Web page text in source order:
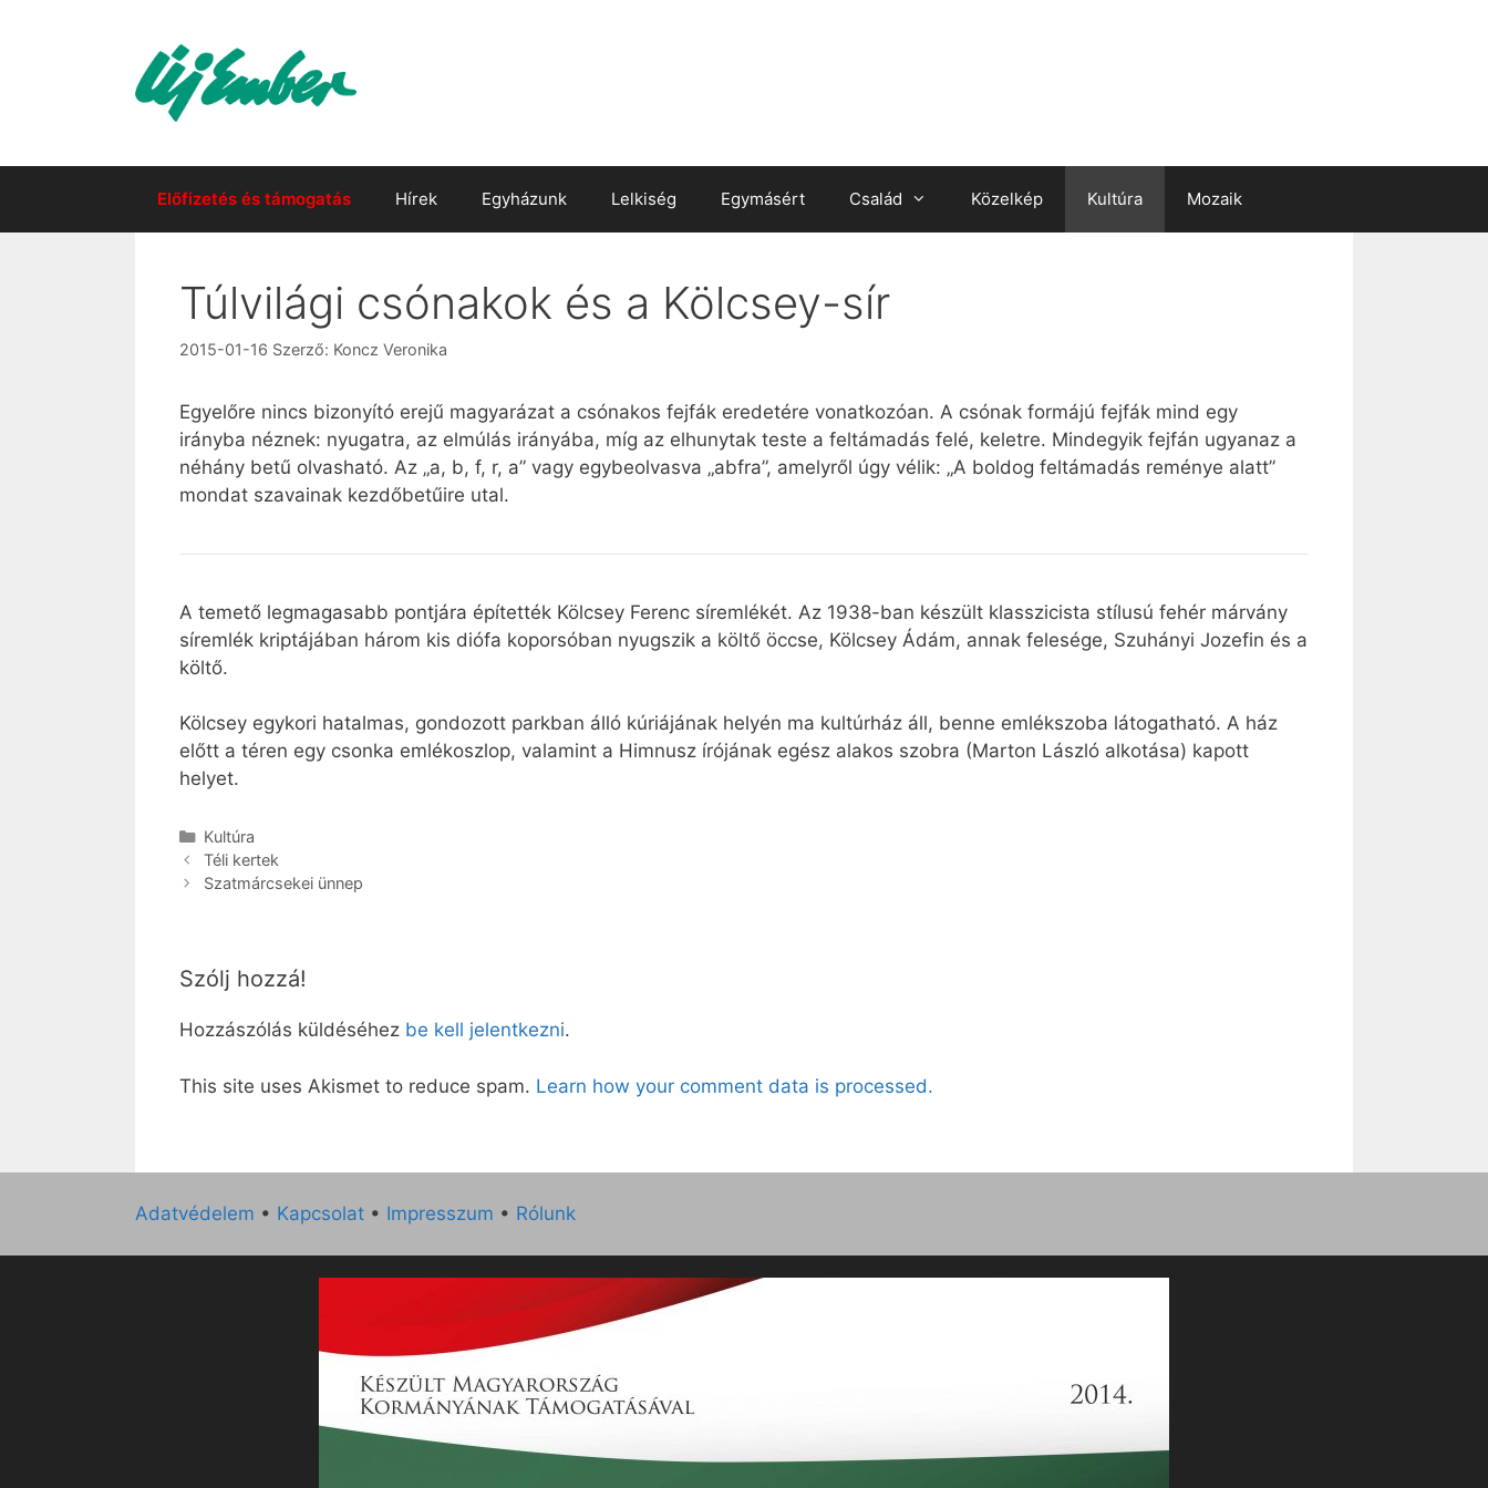
Előfizetés és támogatás Hírek Egyházunk Lelkiség Egymásért Család Közelkép Kultúra Mozaik
Túlvilági csónakok és a Kölcsey-sír
2015-01-16 Szerző: Koncz Veronika
Egyelőre nincs bizonyító erejű magyarázat a csónakos fejfák eredetére vonatkozóan. A csónak formájú fejfák mind egy
irányba néznek: nyugatra, az elmúlás irányába, míg az elhunytak teste a feltámadás felé, keletre. Mindegyik fejfán ugyanaz a
néhány betű olvasható. Az „a, b, f, r, a” vagy egybeolvasva „abfra”, amelyről úgy vélik: „A boldog feltámadás reménye alatt”
mondat szavainak kezdőbetűire utal.
A temető legmagasabb pontjára építették Kölcsey Ferenc síremlékét. Az 1938-ban készült klasszicista stílusú fehér márvány
síremlék kriptájában három kis diófa koporsóban nyugszik a költő öccse, Kölcsey Ádám, annak felesége, Szuhányi Jozefin és a
költő.
Kölcsey egykori hatalmas, gondozott parkban álló kúriájának helyén ma kultúrház áll, benne emlékszoba látogatható. A ház
előtt a téren egy csonka emlékoszlop, valamint a Himnusz írójának egész alakos szobra (Marton László alkotása) kapott
helyet.
Kategória
Kultúra
Téli kertek
Szatmárcsekei ünnep
Szólj hozzá!
Hozzászólás küldéséhez be kell jelentkezni.
This site uses Akismet to reduce spam. Learn how your comment data is processed.
Adatvédelem • Kapcsolat • Impresszum • Rólunk